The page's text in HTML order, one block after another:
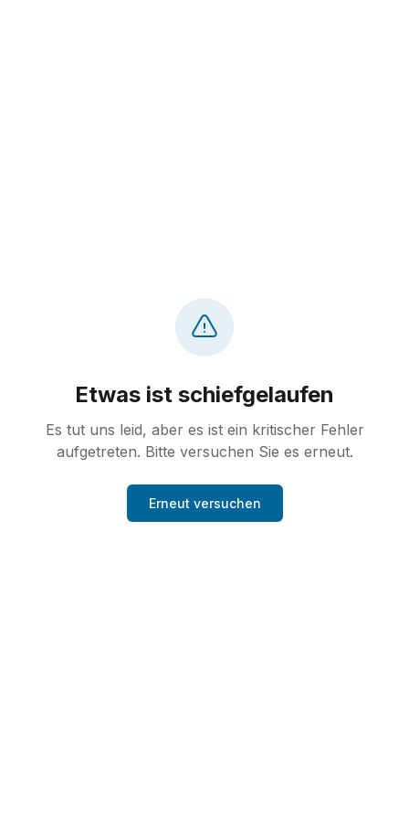
Etwas ist schiefgelaufen
Es tut uns leid, aber es ist ein kritischer Fehler
aufgetreten. Bitte versuchen Sie es erneut.
Erneut versuchen